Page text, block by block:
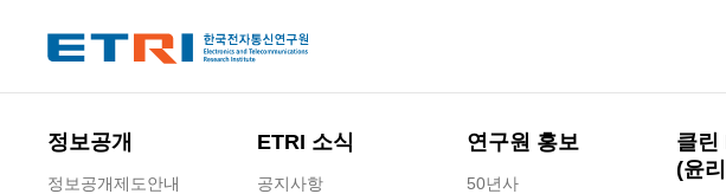
정보공개
정보공개제도안내
ETRI 소식
공지사항
연구원 홍보
50년사
클린
(윤